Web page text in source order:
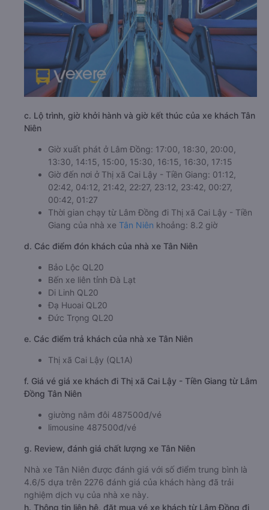
c. Lộ trình, giờ khởi hành và giờ kết thúc của xe khách Tân
Niên
Giờ xuất phát ở Lâm Đồng: 17:00, 18:30, 20:00,
13:30, 14:15, 15:00, 15:30, 16:15, 16:30, 17:15
Giờ đến nơi ở Thị xã Cai Lậy - Tiền Giang: 01:12,
02:42, 04:12, 21:42, 22:27, 23:12, 23:42, 00:27,
00:42, 01:27
Thời gian chạy từ Lâm Đồng đi Thị xã Cai Lậy - Tiền
Giang của nhà xe Tân Niên khoảng: 8.2 giờ
d. Các điểm đón khách của nhà xe Tân Niên
Bảo Lộc QL20
Bến xe liên tỉnh Đà Lạt
Di Linh QL20
Đạ Huoai QL20
Đức Trọng QL20
e. Các điểm trả khách của nhà xe Tân Niên
Thị xã Cai Lậy (QL1A)
f. Giá vé giá xe khách đi Thị xã Cai Lậy - Tiền Giang từ Lâm
Đồng Tân Niên
giường nằm đôi 487500đ/vé
limousine 487500đ/vé
g. Review, đánh giá chất lượng xe Tân Niên
Nhà xe Tân Niên được đánh giá với số điểm trung bình là
4.6/5 dựa trên 2276 đánh giá của khách hàng đã trải
nghiệm dịch vụ của nhà xe này.
h. Thông tin liên hệ, đặt mua vé xe khách từ Lâm Đồng đi